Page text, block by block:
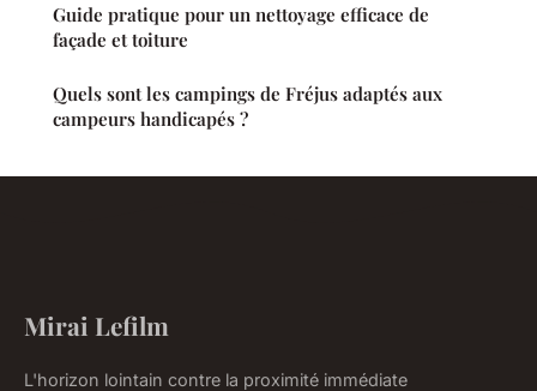
Guide pratique pour un nettoyage efficace de
façade et toiture
Quels sont les campings de Fréjus adaptés aux
campeurs handicapés ?
Mirai Lefilm
L'horizon lointain contre la proximité immédiate